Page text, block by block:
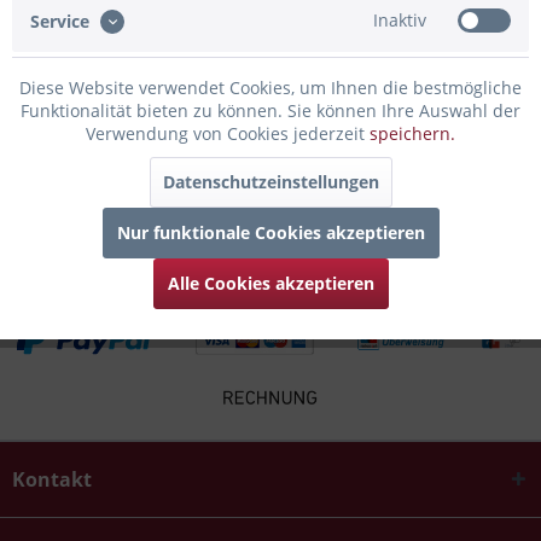
Folgende Infos zum Hersteller sind verfübar......mehr
Zubehör 4
Kunden kauften auch
Kontakt
Service Inaktiv
Diese Website verwendet Cookies, um Ihnen die bestmögliche
Funktionalität bieten zu können. Sie können Ihre Auswahl der
Verwendung von Cookies jederzeit speichern.
Datenschutzeinstellungen
Nur funktionale Cookies akzeptieren
Alle Cookies akzeptieren